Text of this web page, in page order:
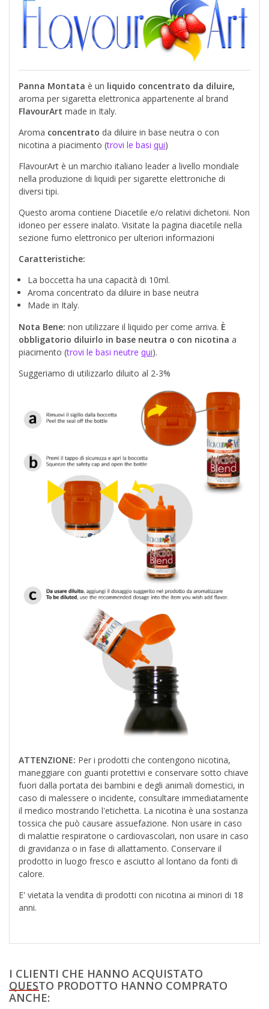
Panna Montata è un liquido concentrato da diluire,
aroma per sigaretta elettronica appartenente al brand
FlavourArt made in Italy.
Aroma concentrato da diluire in base neutra o con
nicotina a piacimento (trovi le basi qui)
FlavourArt è un marchio italiano leader a livello mondiale
nella produzione di liquidi per sigarette elettroniche di
diversi tipi.
Questo aroma contiene Diacetile e/o relativi dichetoni. Non
idoneo per essere inalato. Visitate la pagina diacetile nella
sezione fumo elettronico per ulteriori informazioni
Caratteristiche:
La boccetta ha una capacità di 10ml.
Aroma concentrato da diluire in base neutra
Made in Italy.
Nota Bene: non utilizzare il liquido per come arriva. È
obbligatorio diluirlo in base neutra o con nicotina a
piacimento (trovi le basi neutre qui).
Suggeriamo di utilizzarlo diluito al 2-3%
ATTENZIONE: Per i prodotti che contengono nicotina,
maneggiare con guanti protettivi e conservare sotto chiave
fuori dalla portata dei bambini e degli animali domestici, in
caso di malessere o incidente, consultare immediatamente
il medico mostrando l'etichetta. La nicotina è una sostanza
tossica che può causare assuefazione. Non usare in caso
di malattie respiratorie o cardiovascolari, non usare in caso
di gravidanza o in fase di allattamento. Conservare il
prodotto in luogo fresco e asciutto al lontano da fonti di
calore.
E' vietata la vendita di prodotti con nicotina ai minori di 18
anni.
I CLIENTI CHE HANNO ACQUISTATO
QUESTO PRODOTTO HANNO COMPRATO
ANCHE: